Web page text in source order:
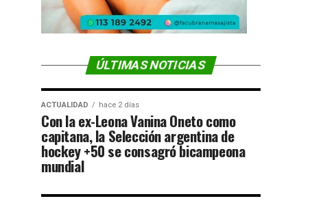
ÚLTIMAS NOTICIAS
ACTUALIDAD hace 2 días
Con la ex-Leona Vanina Oneto como
capitana, la Selección argentina de
hockey +50 se consagró bicampeona
mundial